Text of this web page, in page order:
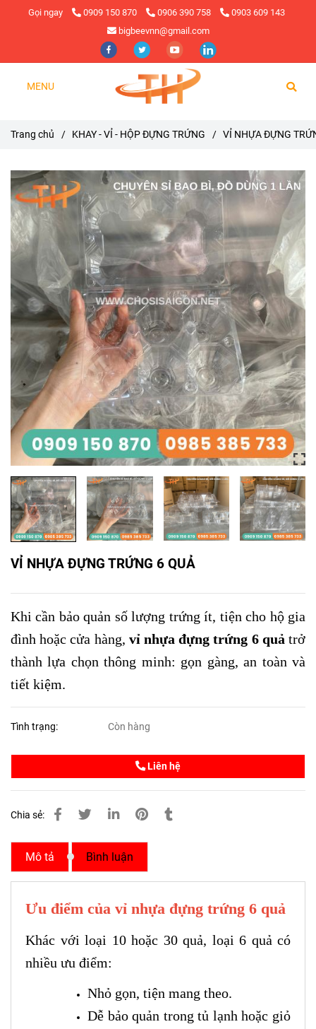
Gọi ngay 0909 150 870 0906 390 758
0903 609 143
bigbeevnn@gmail.com
MENU
Trang chủ / KHAY - VỈ - HỘP ĐỰNG TRỨNG / VỈ NHỰA ĐỰNG
VỈ NHỰA ĐỰNG TRỨNG 6 QUẢ
Khi cần bảo quản số lượng trứng ít, tiện cho hộ gia
đình hoặc cửa hàng, vỉ nhựa đựng trứng 6 quả trở
thành lựa chọn thông minh: gọn gàng, an toàn và
tiết kiệm.
Tình trạng: Còn hàng
Liên hệ
Chia sẻ:
Mô tả Bình luận
Ưu điểm của vỉ nhựa đựng trứng 6 quả
Khác với loại 10 hoặc 30 quả, loại 6 quả có
nhiều ưu điểm:
Nhỏ gọn, tiện mang theo.
Dễ bảo quản trong tủ lạnh hoặc giỏ